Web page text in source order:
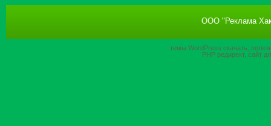
ООО "Реклама
темы WordPress скачать;
PHP редирект, сайт